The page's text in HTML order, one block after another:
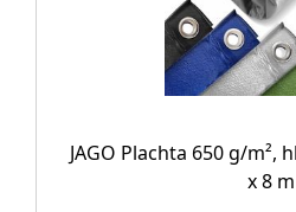
JAGO Plachta 650 g/m²,
x 8 m